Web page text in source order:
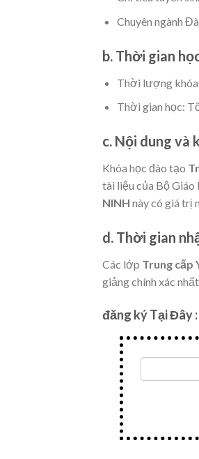
Chuyên ngành
b. Thời gian
Thời lượng khóa
Thời gian học:
c. Nội dung và
Khóa học đào tạo
tài liệu của Bộ Giáo
NINH này có giá trị
d. Thời gian
Các lớp Trung cấp
giảng chính xác
đăng ký Tại Đây :